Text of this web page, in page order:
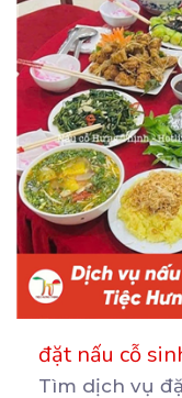
đặt nấu cỗ
Tìm dịch vụ